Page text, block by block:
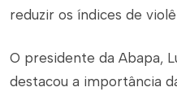
reduzir os índices de
O presidente da Abapa,
destacou a importância